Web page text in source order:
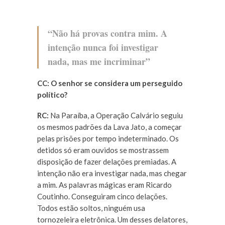
“Não há provas contra mim. A
intenção nunca foi investigar
nada, mas me incriminar”
CC: O senhor se considera um perseguido
político?
RC: Na Paraíba, a Operação Calvário seguiu
os mesmos padrões da Lava Jato, a começar
pelas prisões por tempo indeterminado. Os
detidos só eram ouvidos se mostrassem
disposição de fazer delações premiadas. A
intenção não era investigar nada, mas chegar
a mim. As palavras mágicas eram Ricardo
Coutinho. Conseguiram cinco delações.
Todos estão soltos, ninguém usa
tornozeleira eletrônica. Um desses delatores,